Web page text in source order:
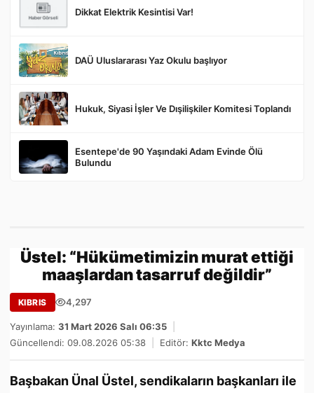
Gönder Dikkat Elektrik Kesintisi Var!
DAÜ Uluslararası Yaz Okulu başlıyor
Hukuk, Siyasi İşler Ve Dışilişkiler Komitesi Toplandı
Esentepe'de 90 Yaşındaki Adam Evinde Ölü
Bulundu
Üstel: “Hükümetimizin murat ettiği
maaşlardan tasarruf değildir”
KIBRIS 4,297
Yayınlama: 31 Mart 2026 Salı 06:35
Güncellendi: 09.08.2026 05:38
Editör: Kktc Medya
Başbakan Ünal Üstel, sendikaların başkanları ile